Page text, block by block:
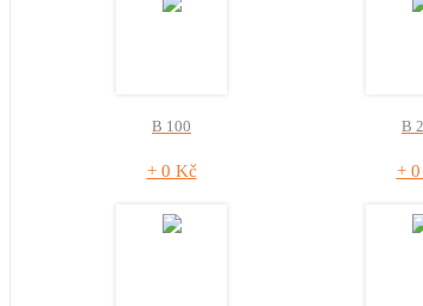
B 100
+ 0 Kč
B
+